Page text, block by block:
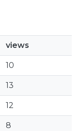
views
10
13
12
8